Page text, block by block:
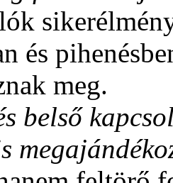
és
meg.
belső